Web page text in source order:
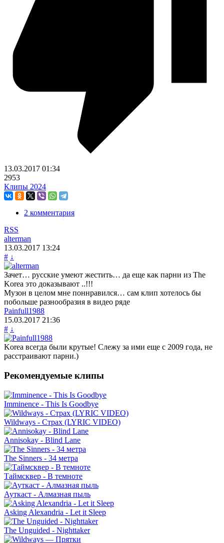
13.03.2017 01:34
2953
Клипы 2024
2 комментария
RSS
alterman
13.03.2017 13:24
# ↓
Зачет… русские умеют жестить… да еще как парни из The
Korea это доказывают ..!!!
Музон в целом мне поннравился… сам клип хотелось бы
побольше разнообразия в видео ряде
Painfull1988
15.03.2017 21:36
# ↓
Korea всегда были крутые! Слежу за ими еще с 2009 года, не
расстраивают парни.)
Рекомендуемые клипы
Imminence - This Is Goodbye
Wildways - Страх (LYRIC VIDEO)
Annisokay - Blind Lane
The Sinners - 34 метра
Таймсквер - В темноте
Ауткаст - Алмазная пыль
Asking Alexandria - Let it Sleep
The Unguided - Nighttaker